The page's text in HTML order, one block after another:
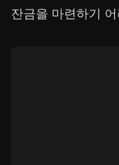
잔금을 마련하기